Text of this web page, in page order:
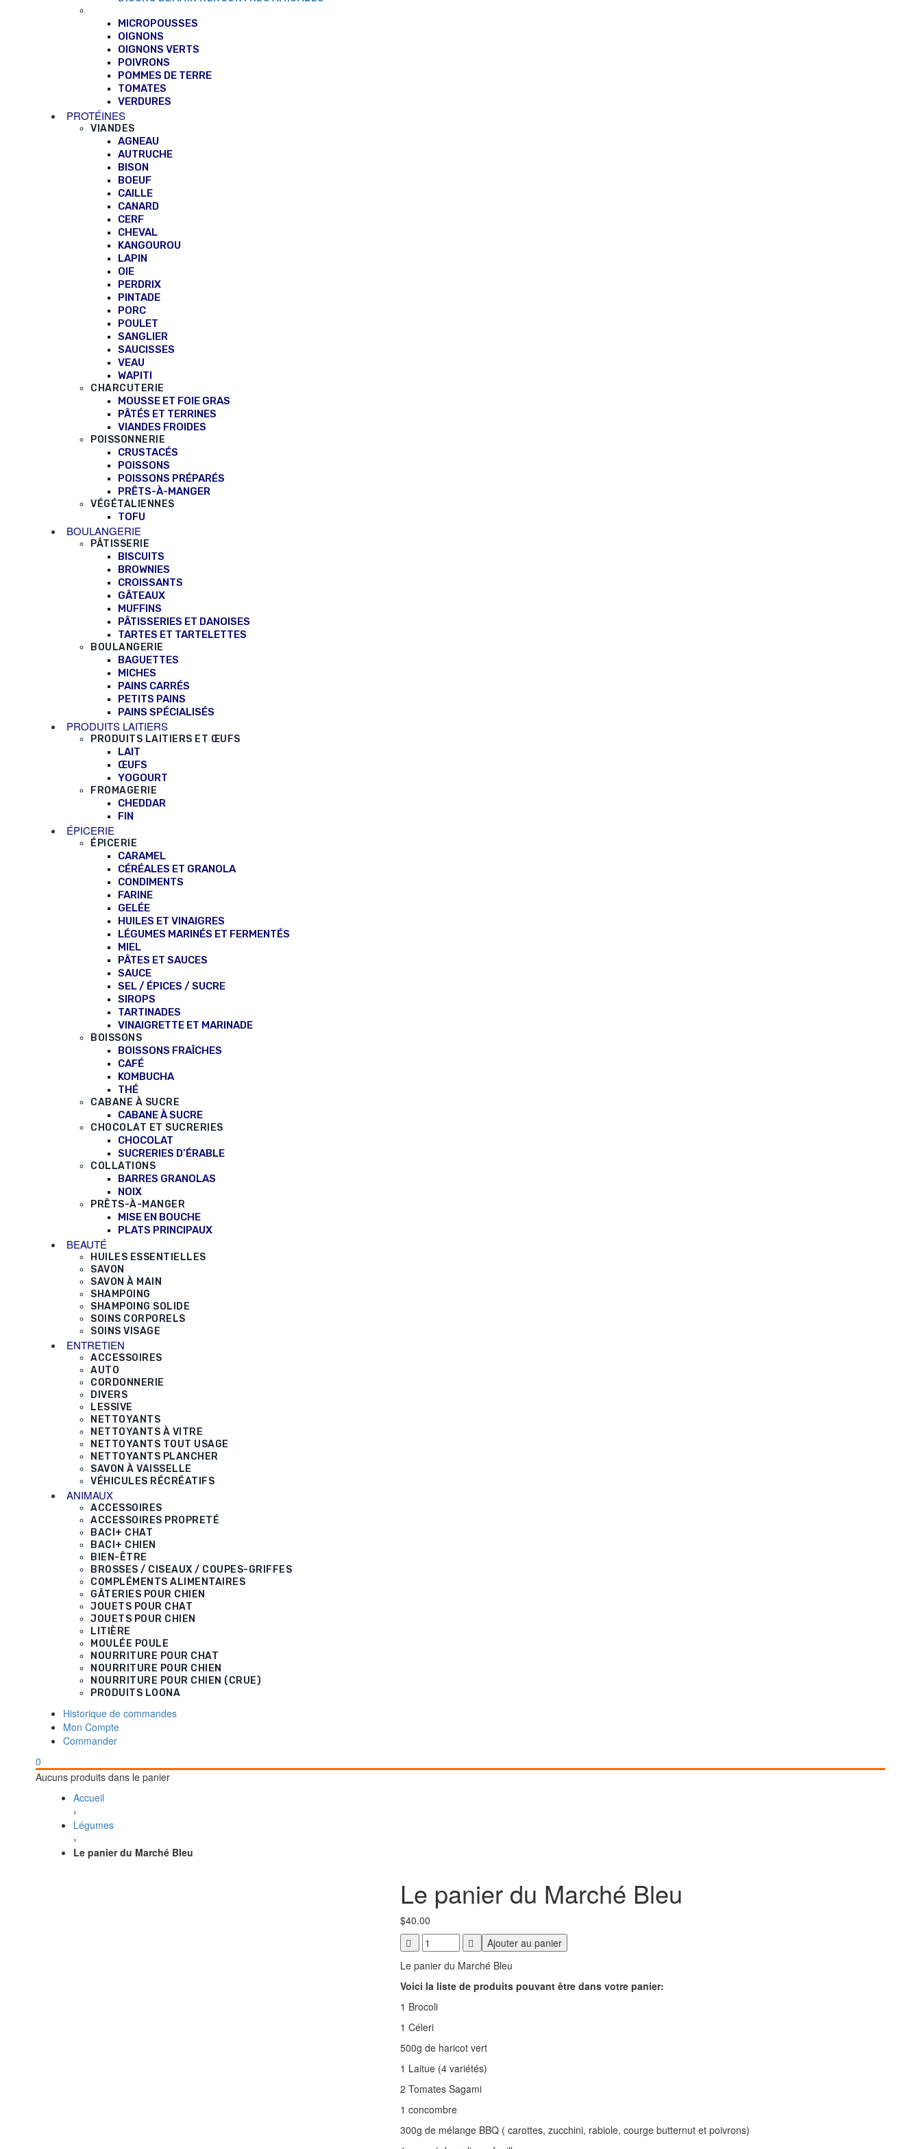
MICROPOUSSES
OIGNONS
OIGNONS VERTS
POIVRONS
POMMES DE TERRE
TOMATES
VERDURES
PROTÉINES
VIANDES
AGNEAU
AUTRUCHE
BISON
BOEUF
CAILLE
CANARD
CERF
CHEVAL
KANGOUROU
LAPIN
OIE
PERDRIX
PINTADE
PORC
POULET
SANGLIER
SAUCISSES
VEAU
WAPITI
CHARCUTERIE
MOUSSE ET FOIE GRAS
PÂTÉS ET TERRINES
VIANDES FROIDES
POISSONNERIE
CRUSTACÉS
POISSONS
POISSONS PRÉPARÉS
PRÊTS-À-MANGER
VÉGÉTALIENNES
TOFU
BOULANGERIE
PÂTISSERIE
BISCUITS
BROWNIES
CROISSANTS
GÂTEAUX
MUFFINS
PÂTISSERIES ET DANOISES
TARTES ET TARTELETTES
BOULANGERIE
BAGUETTES
MICHES
PAINS CARRÉS
PETITS PAINS
PAINS SPÉCIALISÉS
PRODUITS LAITIERS
PRODUITS LAITIERS ET ŒUFS
LAIT
ŒUFS
YOGOURT
FROMAGERIE
CHEDDAR
FIN
ÉPICERIE
ÉPICERIE
CARAMEL
CÉRÉALES ET GRANOLA
CONDIMENTS
FARINE
GELÉE
HUILES ET VINAIGRES
LÉGUMES MARINÉS ET FERMENTÉS
MIEL
PÂTES ET SAUCES
SAUCE
SEL / ÉPICES / SUCRE
SIROPS
TARTINADES
VINAIGRETTE ET MARINADE
BOISSONS
BOISSONS FRAÎCHES
CAFÉ
KOMBUCHA
THÉ
CABANE À SUCRE
CABANE À SUCRE
CHOCOLAT ET SUCRERIES
CHOCOLAT
SUCRERIES D’ÉRABLE
COLLATIONS
BARRES GRANOLAS
NOIX
PRÊTS-À-MANGER
MISE EN BOUCHE
PLATS PRINCIPAUX
BEAUTÉ
HUILES ESSENTIELLES
SAVON
SAVON À MAIN
SHAMPOING
SHAMPOING SOLIDE
SOINS CORPORELS
SOINS VISAGE
ENTRETIEN
ACCESSOIRES
AUTO
CORDONNERIE
DIVERS
LESSIVE
NETTOYANTS
NETTOYANTS À VITRE
NETTOYANTS TOUT USAGE
NETTOYANTS PLANCHER
SAVON À VAISSELLE
VÉHICULES RÉCRÉATIFS
ANIMAUX
ACCESSOIRES
ACCESSOIRES PROPRETÉ
BACI+ CHAT
BACI+ CHIEN
BIEN-ÊTRE
BROSSES / CISEAUX / COUPES-GRIFFES
COMPLÉMENTS ALIMENTAIRES
GÂTERIES POUR CHIEN
JOUETS POUR CHAT
JOUETS POUR CHIEN
LITIÈRE
MOULÉE POULE
NOURRITURE POUR CHAT
NOURRITURE POUR CHIEN
NOURRITURE POUR CHIEN (CRUE)
PRODUITS LOONA
Historique de commandes
Mon Compte
Commander
0
Aucuns produits dans le panier
Accueil
›
Légumes
›
Le panier du Marché Bleu
Le panier du Marché Bleu
$40.00
Ajouter au panier
Le panier du Marché Bleu
Voici la liste de produits pouvant être dans votre panier:
1 Brocoli
1 Céleri
500g de haricot vert
1 Laitue (4 variétés)
2 Tomates Sagami
1 concombre
300g de mélange BBQ ( carottes, zucchini, rabiole, courge butternut et poivrons)